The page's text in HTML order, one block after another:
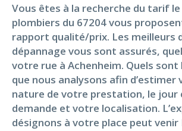
Vous êtes à la recherche du tarif le
plombiers du 67204 vous
rapport qualité/prix. Les meilleurs
dépannage vous sont assurés,
votre rue à Achenheim. Quels
que nous analysons afin
nature de votre prestation, le jour
demande et votre localisation.
désignons à votre place peut venir